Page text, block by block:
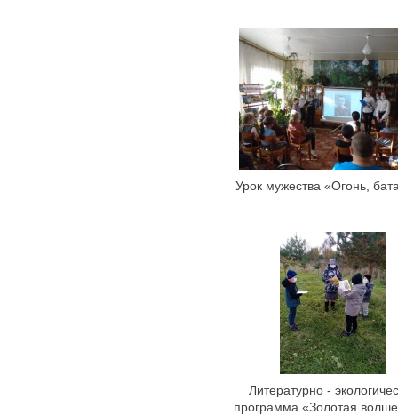
Урок мужества «Огонь,
Литературно -
программа «Золотая